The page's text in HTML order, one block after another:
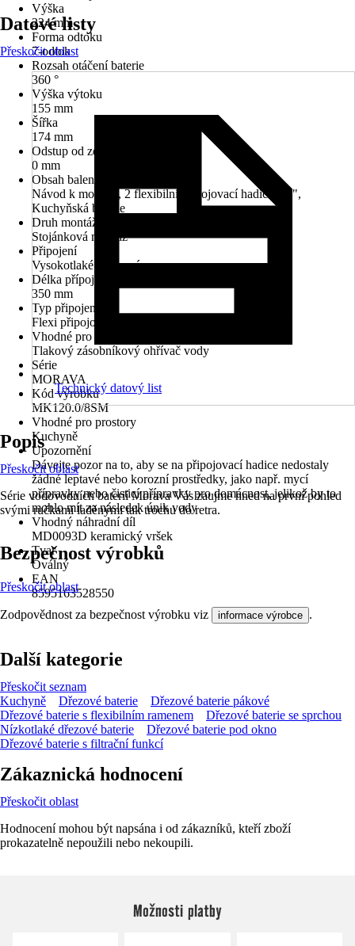
Výška
224 mm
Forma odtoku
7-odtok
Rozsah otáčení baterie
360 °
Výška výtoku
155 mm
Šířka
174 mm
Odstup od zdi
0 mm
Obsah balení
Návod k montáži, 2 flexibilní připojovací hadice 3/8",
Kuchyňská baterie
Druh montáže
Stojánková montáž
Připojení
Vysokotlaké - tlakové
Délka přípojné hadice
350 mm
Typ připojení
Flexi připojovací hadice 3/8"
Vhodné pro
Tlakový zásobníkový ohřívač vody
Série
MORAVA
Kód výrobku
MK120.0/8SM
Vhodné pro prostory
Kuchyně
Upozornění
Dávejte pozor na to, aby se na připojovací hadice nedostaly
žádné leptavé nebo korozní prostředky, jako např. mycí
přípravky nebo čisticí přípravky pro domácnost, jelikož by to
mohlo mít za následek únik vody
Vhodný náhradní díl
MD0093D keramický vršek
Tvar
Oválný
EAN
8595163528550
Datové listy
Přeskočit oblast
Technický datový list
Popis
Přeskočit oblast
Série vodovodních baterií Morava Vás zaujme hned na první pohled
svými ručkami laděnými tak trochu do retra.
Bezpečnost výrobků
Přeskočit oblast
Zodpovědnost za bezpečnost výrobku viz informace výrobce .
Další kategorie
Přeskočit seznam
Kuchyně
Dřezové baterie
Dřezové baterie pákové
Dřezové baterie s flexibilním ramenem
Dřezové baterie se sprchou
Nízkotlaké dřezové baterie
Dřezové baterie pod okno
Dřezové baterie s filtrační funkcí
Zákaznická hodnocení
Přeskočit oblast
Hodnocení mohou být napsána i od zákazníků, kteří zboží
prokazatelně nepoužili nebo nekoupili.
Možnosti platby